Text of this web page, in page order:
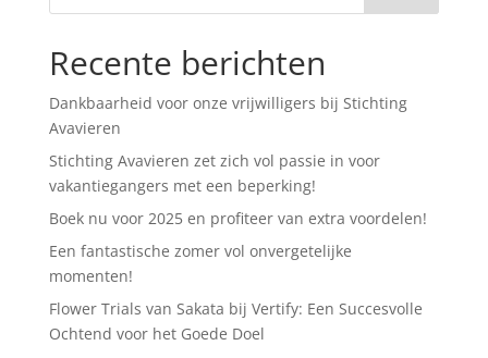
Recente berichten
Dankbaarheid voor onze vrijwilligers bij Stichting
Avavieren
Stichting Avavieren zet zich vol passie in voor
vakantiegangers met een beperking!
Boek nu voor 2025 en profiteer van extra voordelen!
Een fantastische zomer vol onvergetelijke
momenten!
Flower Trials van Sakata bij Vertify: Een Succesvolle
Ochtend voor het Goede Doel